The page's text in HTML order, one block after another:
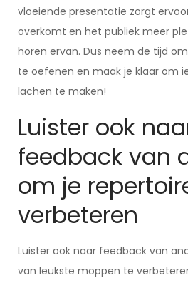
vloeiende presentatie zorgt
overkomt en het publiek meer
horen ervan. Dus neem de tijd
te oefenen en maak je klaar om
lachen te maken!
Luister ook
feedback van
om je
verbeteren
Luister ook naar feedback van
van leukste moppen te